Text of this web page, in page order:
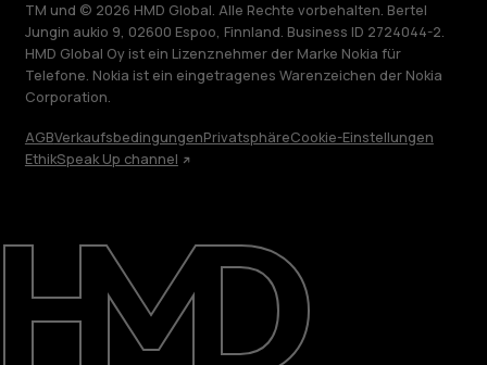
TM und © 2026 HMD Global. Alle Rechte vorbehalten. Bertel
Jungin aukio 9, 02600 Espoo, Finnland. Business ID 2724044-2.
HMD Global Oy ist ein Lizenznehmer der Marke Nokia für
Telefone. Nokia ist ein eingetragenes Warenzeichen der Nokia
Corporation.
AGBVerkaufsbedingungenPrivatsphäreCookie-Einstellungen
EthikSpeak Up channel